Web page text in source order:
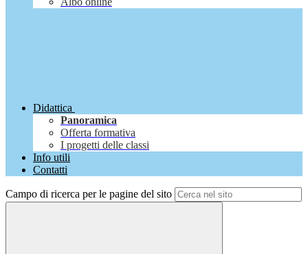
Didattica
Panoramica
Offerta formativa
I progetti delle classi
Info utili
Contatti
Campo di ricerca per le pagine del sito